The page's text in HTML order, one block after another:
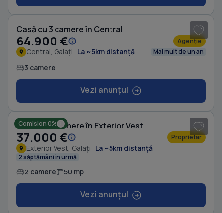
Casă cu 3 camere în Central
64.900 € Agenție
Central, Galați La ~5km distanță Mai mult de un an
3 camere
Vezi anunțul
Comision 0%
Casă cu 2 camere în Exterior Vest
37.000 € Proprietar
Exterior Vest, Galați La ~5km distanță
2 săptămâni în urmă
2 camere 50 mp
Vezi anunțul